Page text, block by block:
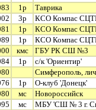
1р
Таврика
3р
КСО Компас
1р
КСО Компас
1р
КСО Компас
кмс
ГБУ РК СШ №3
1р
с/к 'Ориентир'
Симферополь,
1р
О-клуб 'Донецк'
мс
Новороссийск
мс
МБУ 'СШ № 3 г.